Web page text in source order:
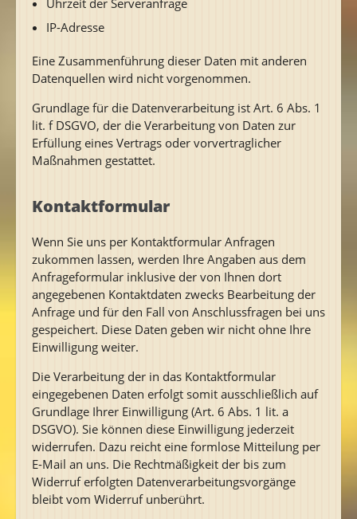
Uhrzeit der Serveranfrage
IP-Adresse
Eine Zusammenführung dieser Daten mit anderen
Datenquellen wird nicht vorgenommen.
Grundlage für die Datenverarbeitung ist Art. 6 Abs. 1
lit. f DSGVO, der die Verarbeitung von Daten zur
Erfüllung eines Vertrags oder vorvertraglicher
Maßnahmen gestattet.
Kontaktformular
Wenn Sie uns per Kontaktformular Anfragen
zukommen lassen, werden Ihre Angaben aus dem
Anfrageformular inklusive der von Ihnen dort
angegebenen Kontaktdaten zwecks Bearbeitung der
Anfrage und für den Fall von Anschlussfragen bei uns
gespeichert. Diese Daten geben wir nicht ohne Ihre
Einwilligung weiter.
Die Verarbeitung der in das Kontaktformular
eingegebenen Daten erfolgt somit ausschließlich auf
Grundlage Ihrer Einwilligung (Art. 6 Abs. 1 lit. a
DSGVO). Sie können diese Einwilligung jederzeit
widerrufen. Dazu reicht eine formlose Mitteilung per
E-Mail an uns. Die Rechtmäßigkeit der bis zum
Widerruf erfolgten Datenverarbeitungsvorgänge
bleibt vom Widerruf unberührt.